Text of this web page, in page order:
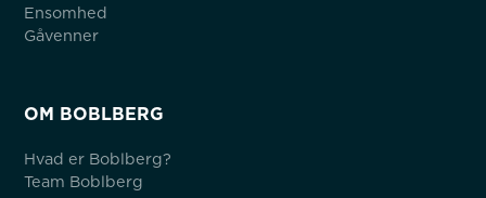
Ensomhed
Gåvenner
OM BOBLBERG
Hvad er Boblberg?
Team Boblberg